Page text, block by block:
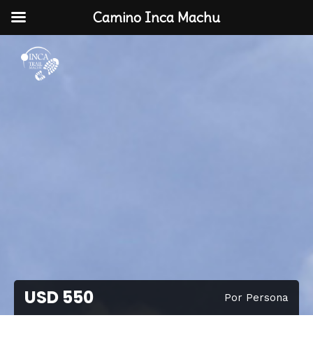
USD 550 Por Persona
Camino Inca Machu